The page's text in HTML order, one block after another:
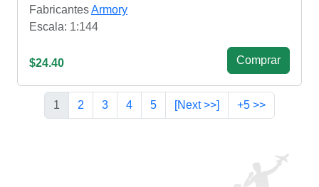
FabricantesArmory
Escala: 1:144
$24.40 Сomprar
1 2 3 4 5 [Next >>] +5 >>